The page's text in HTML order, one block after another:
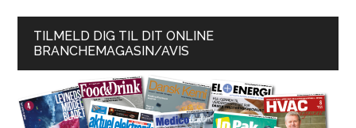
TILMELD DIG TIL DIT ONLINE
BRANCHEMAGASIN/AVIS